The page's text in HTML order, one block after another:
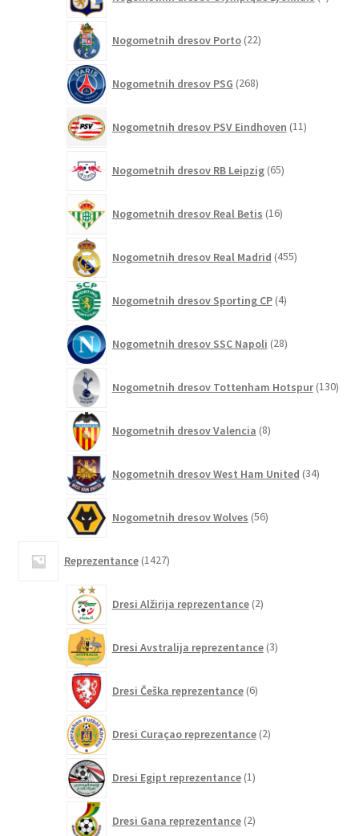
izdelki
Nogometnih dresov Porto 22izdelkov
Nogometnih dresov PSG 268izdelkov
Nogometnih dresov PSV Eindhoven 11izdelkov
Nogometnih dresov RB Leipzig 65izdelkov
Nogometnih dresov Real Betis 16izdelkov
Nogometnih dresov Real Madrid 455izdelkov
Nogometnih dresov Sporting CP 4izdelki
Nogometnih dresov SSC Napoli 28izdelkov
Nogometnih dresov Tottenham Hotspur 130
Nogometnih dresov Valencia 8izdelkov
Nogometnih dresov West Ham United 34izdelkov
Nogometnih dresov Wolves 56izdelkov
Reprezentance 1427izdelkov
Dresi Alžirija reprezentance 2izdelka
Dresi Avstralija reprezentance 3izdelki
Dresi Češka reprezentance 6izdelkov
Dresi Curaçao reprezentance 2izdelka
Dresi Egipt reprezentance 1izdelek
Dresi Gana reprezentance 2izdelka